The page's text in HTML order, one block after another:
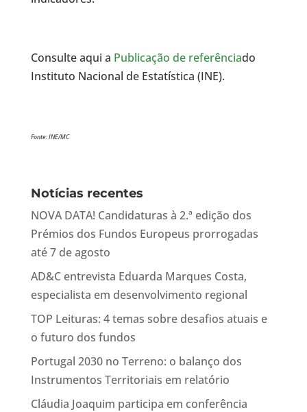
Consulte aqui a Publicação de referênciado
Instituto Nacional de Estatística (INE).
Fonte: INE/MC
Notícias recentes
NOVA DATA! Candidaturas à 2.ª edição dos
Prémios dos Fundos Europeus prorrogadas
até 7 de agosto
AD&C entrevista Eduarda Marques Costa,
especialista em desenvolvimento regional
TOP Leituras: 4 temas sobre desafios atuais e
o futuro dos fundos
Portugal 2030 no Terreno: o balanço dos
Instrumentos Territoriais em relatório
Cláudia Joaquim participa em conferência